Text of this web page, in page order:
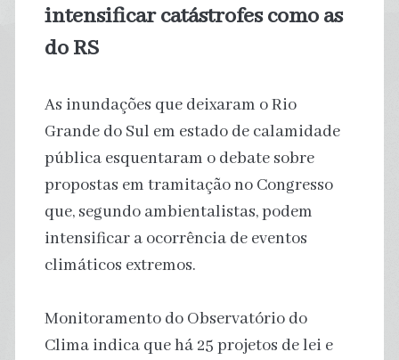
intensificar catástrofes como as
do RS
As inundações que deixaram o Rio
Grande do Sul em estado de calamidade
pública esquentaram o debate sobre
propostas em tramitação no Congresso
que, segundo ambientalistas, podem
intensificar a ocorrência de eventos
climáticos extremos.
Monitoramento do Observatório do
Clima indica que há 25 projetos de lei e